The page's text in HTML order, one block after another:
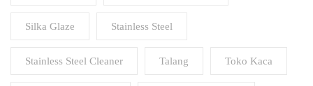
Silka Glaze Stainless Steel
Stainless Steel Cleaner Talang Toko Kaca